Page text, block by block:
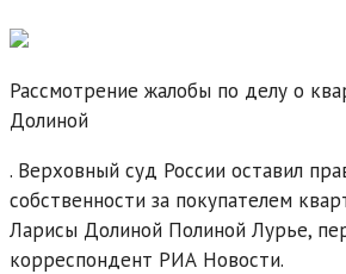
Рассмотрение жалобы по делу о
Долиной
. Верховный суд России оставил
собственности за покупателем
Ларисы Долиной Полиной Лурье,
корреспондент РИА Новости.